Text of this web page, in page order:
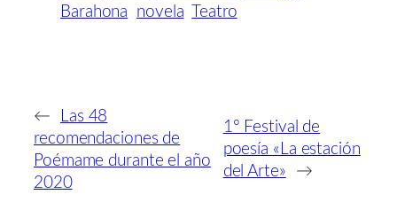
Barahona
novela Teatro
←
Las 48
recomendaciones de
Poémame durante el año
2020
1º Festival de
poesía «La estación
del Arte»
→